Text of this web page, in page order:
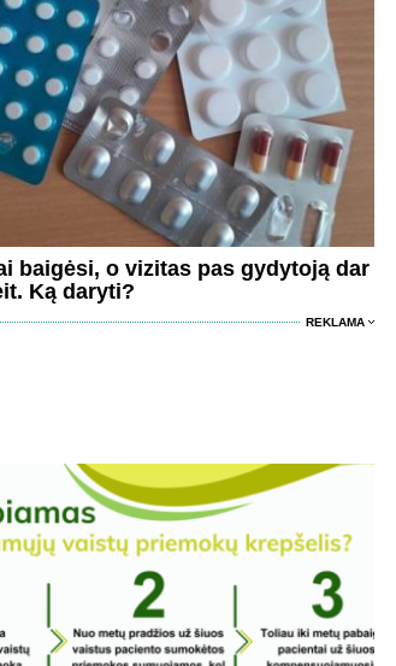
baigėsi, o vizitas pas gydytoją dar
Ką daryti?
REKLAMA